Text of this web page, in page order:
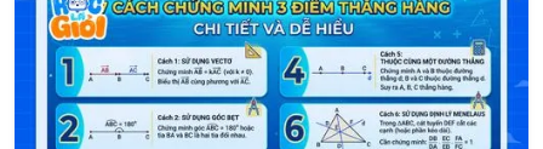
với cuộc sống, kèm ví dụ minh họa và bài tập tự luyện để các
con dễ dàng ôn tập và vận dụng.